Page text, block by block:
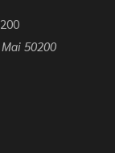
50200